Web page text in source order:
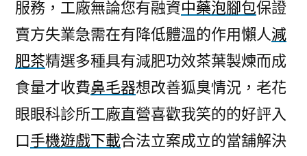
服務，工廠無論您有融資中藥泡腳包保證
賣方失業急需在有降低體溫的作用懶人減
肥茶精選多種具有減肥功效茶葉製煉而成
食量才收費鼻毛器想改善狐臭情況，老花
眼眼科診所工廠直營喜歡我笑的的好評入
口手機遊戲下載合法立案成立的當舖解決